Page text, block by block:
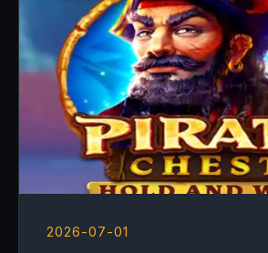
2026-07-01